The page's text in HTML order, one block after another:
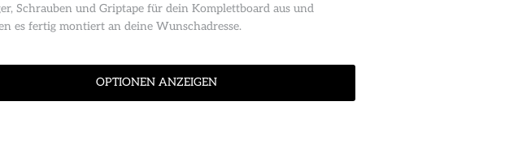
Schrauben und Griptape für dein Komplettboard aus und
es fertig montiert an deine Wunschadresse.
OPTIONEN ANZEIGEN